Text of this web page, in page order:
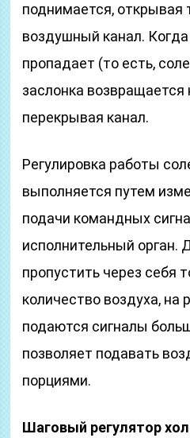
поднимается,
воздушный канал.
пропадает (то есть,
заслонка возвращается
перекрывая канал.
Регулировка работы
выполняется путем
подачи командных
исполнительный орган.
пропустить через себя
количество воздуха, на
подаются сигналы
позволяет подавать
порциями.
Шаговый регулятор